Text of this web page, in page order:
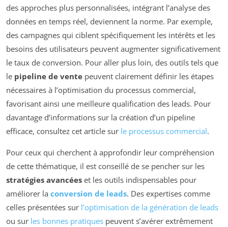
des approches plus personnalisées, intégrant l’analyse des
données en temps réel, deviennent la norme. Par exemple,
des campagnes qui ciblent spécifiquement les intérêts et les
besoins des utilisateurs peuvent augmenter significativement
le taux de conversion. Pour aller plus loin, des outils tels que
le pipeline de vente peuvent clairement définir les étapes
nécessaires à l’optimisation du processus commercial,
favorisant ainsi une meilleure qualification des leads. Pour
davantage d’informations sur la création d’un pipeline
efficace, consultez cet article sur le processus commercial.
Pour ceux qui cherchent à approfondir leur compréhension
de cette thématique, il est conseillé de se pencher sur les
stratégies avancées et les outils indispensables pour
améliorer la conversion de leads. Des expertises comme
celles présentées sur l’optimisation de la génération de leads
ou sur les bonnes pratiques peuvent s’avérer extrêmement